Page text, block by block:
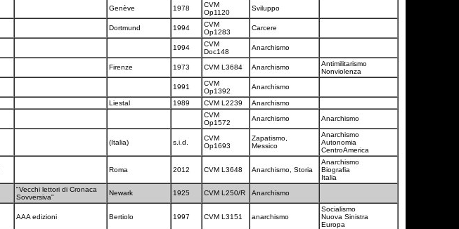
Genève 1978
CVM
Op1120
Sviluppo
Dortmund 1994
CVM
Op1283
Carcere
1994
CVM
Doc148
Anarchismo
Firenze 1973 CVM L3684 Anarchismo
Antimilitarismo
Nonviolenza
1991
CVM
Op1392
Anarchismo
Liestal 1989 CVM L2239
Anarchismo
CVM
Op1572
Anarchismo Anarchismo
(Italia) s.i.d.
CVM
Op1693
Zapatismo,
Messico
Anarchismo
Autonomia
CentroAmerica
Roma 2012 CVM L3648 Anarchismo, Storia
Anarchismo
Biografia
Italia
"Vecchi lettori di Cronaca
Sovversiva"
Newark 1925 CVM L250/R Anarchismo
AAA edizioni Bertiolo 1997 CVM L3151 anarchismo
Socialismo
Nuova Sinistra
Europa